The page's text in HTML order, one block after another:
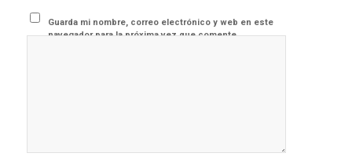
Guarda mi nombre, correo electrónico y web en este
navegador para la próxima vez que comente.